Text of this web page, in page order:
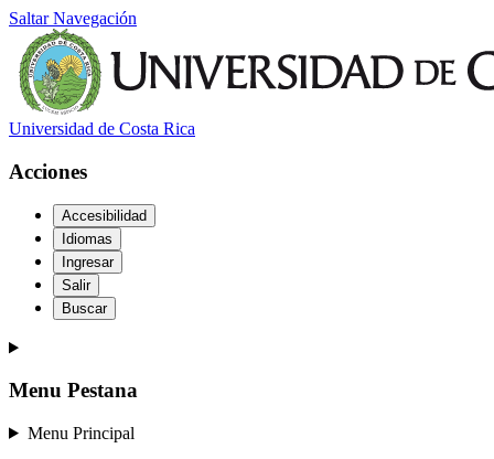
Saltar Navegación
Universidad de Costa Rica
Acciones
Accesibilidad
Idiomas
Ingresar
Salir
Buscar
Menu Pestana
Menu Principal